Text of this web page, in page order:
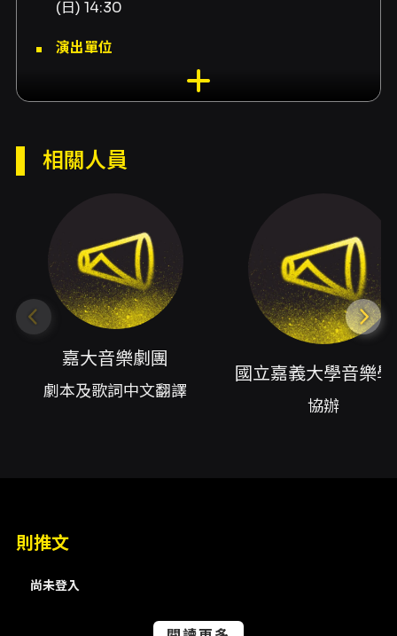
(日) 14:30
演出單位
號
劇本及歌詞中文翻譯嘉大音樂劇團、協辦國立嘉
義大學音樂學系、贊助角落文創展演公司、贊助
上海商業儲蓄銀行文教基金會、贊助戴德森醫療
財團法人嘉義基督教醫院、贊助L’espace 257、
贊助空間二五七、導演張得恩、指揮張得恩、影
像設計王奕盛、燈光設計宋永鴻、服裝設計黃致
凡、舞台設計張皓媛、舞蹈設計任思瑜、舞蹈指
內容簡介
CINDERELLA（百老匯版本）以經典童話為基
Oscar Hammerstein II 的音樂與歌詞，再由
相關人員
嘉大音樂劇團
劇本及歌詞中文翻譯
國立嘉義大學音樂
協辦
則推文
尚未登入